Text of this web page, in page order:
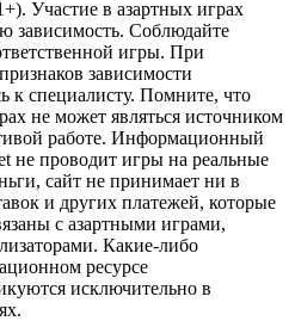
Участие в азартных играх
зависимость. Соблюдайте
игры. При
зависимости
к специалисту. Помните, что
не может являться источником
работе. Информационный
не проводит игры на реальные
сайт не принимает ни в
и других платежей, которые
с азартными играми,
Какие-либо
ресурсе
исключительно в